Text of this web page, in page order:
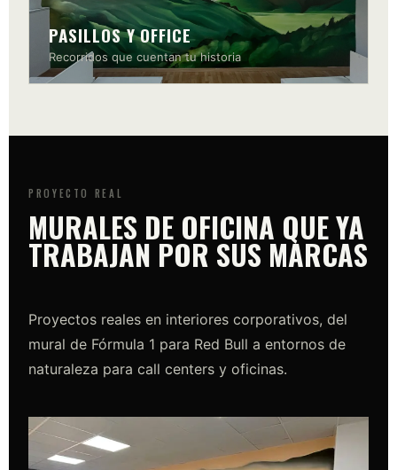
PASILLOS Y OFFICE
Recorridos que cuentan tu historia
PROYECTO REAL
MURALES DE OFICINA QUE YA
TRABAJAN POR SUS MARCAS
Proyectos reales en interiores corporativos, del
mural de Fórmula 1 para Red Bull a entornos de
naturaleza para call centers y oficinas.